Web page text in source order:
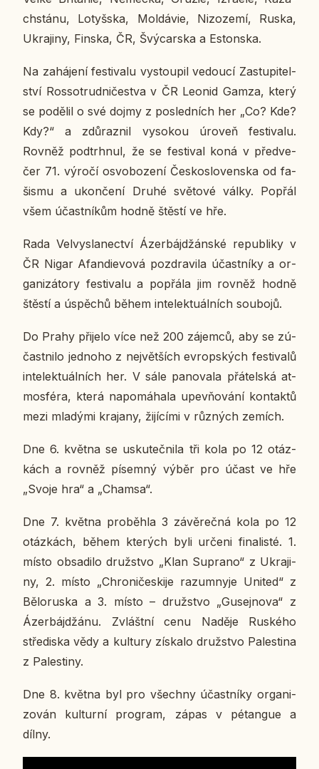
chstá­nu, Lo­tyš­ska, Mol­dá­vie, Ni­zo­ze­mí, Ruska,
Ukra­ji­ny, Finska, ČR, Švý­car­ska a Es­ton­ska.
Na za­há­je­ní fes­ti­va­lu vy­stou­pil ve­dou­cí Za­stu­pi­tel­
ství Ros­so­trud­ni­čestva v ČR Leonid Gamza, který
se po­dě­lil o své dojmy z po­sled­ních her „Co? Kde?
Kdy?“ a zdů­raz­nil vy­so­kou úroveň fes­ti­va­lu.
Rovněž pod­trh­nul, že se fes­ti­val koná v před­ve­
čer 71. výročí osvo­bo­ze­ní Čes­ko­slo­ven­ska od fa­
šis­mu a ukon­če­ní Druhé svě­to­vé války. Popřál
všem účast­ní­kům hodně štěstí ve hře.
Rada Vel­vy­sla­nec­tví Ázer­bá­jdžán­ské re­pub­li­ky v
ČR Nigar Afan­die­vo­vá pozdra­vi­la účast­ní­ky a or­
ga­ni­zá­to­ry fes­ti­va­lu a po­přá­la jim rovněž hodně
štěstí a úspě­chů během in­te­lek­tu­ál­ních sou­bo­jů.
Do Prahy při­je­lo více než 200 zá­jem­ců, aby se zú­
čast­ni­lo jed­no­ho z nej­vět­ších ev­rop­ských fes­ti­va­lů
in­te­lek­tu­ál­ních her. V sále pa­no­va­la přá­tel­ská at­
mo­sfé­ra, která na­po­má­ha­la upev­ňo­vá­ní kon­tak­tů
mezi mla­dý­mi kra­ja­ny, ži­jí­cí­mi v růz­ných zemích.
Dne 6. května se usku­teč­ni­la tři kola po 12 otáz­
kách a rovněž pí­sem­ný výběr pro účast ve hře
„Svoje hra“ a „Chamsa“.
Dne 7. května pro­běh­la 3 zá­vě­reč­ná kola po 12
otáz­kách, během kte­rých byli určeni fi­na­lis­té. 1.
místo ob­sa­di­lo druž­stvo „Klan Supra­no“ z Ukra­ji­
ny, 2. místo „Chro­ni­čes­ki­je ra­zum­ny­je United“ z
Bě­lo­rus­ka a 3. místo – druž­stvo „Gusej­no­va“ z
Ázer­bá­jdžá­nu. Zvlášt­ní cenu Naděje Rus­ké­ho
stře­dis­ka vědy a kul­tu­ry zís­ka­lo druž­stvo Pa­les­ti­na
z Pa­les­ti­ny.
Dne 8. května byl pro všech­ny účast­ní­ky or­ga­ni­
zo­ván kul­tur­ní pro­gram, zápas v pé­tan­gue a
dílny.